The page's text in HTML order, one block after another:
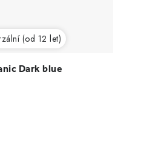
Dark blue
(od 12 let)